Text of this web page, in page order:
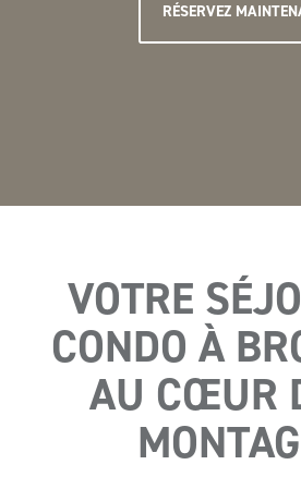
RÉSERVEZ
VOTRE
CONDO À
AU CŒUR